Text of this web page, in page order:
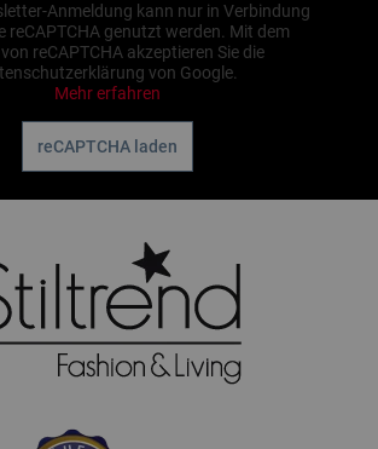
Anmeldung kann nur in Verbindung
reCAPTCHA genutzt werden. Mit dem
reCAPTCHA akzeptieren Sie die
von Google.
Mehr erfahren
reCAPTCHA laden